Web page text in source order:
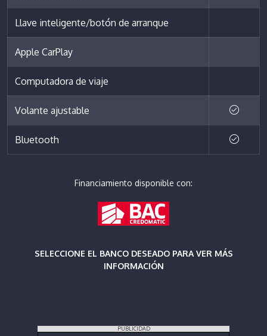
Llave inteligente/botón de arranque
Apple CarPlay
Computadora de viaje
Volante ajustable
Bluetooth
Financiamiento disponible con:
SELECCIONE EL BANCO DESEADO PARA VER MÁS
INFORMACIÓN
PUBLICIDAD